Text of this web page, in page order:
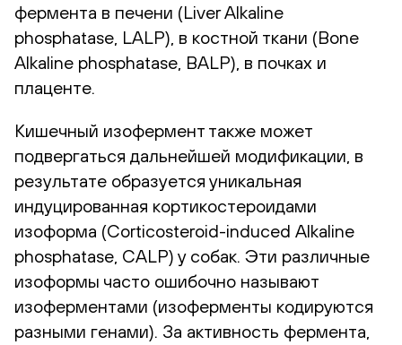
фермента в печени (Liver Alkaline
phosphatase, LALP), в костной ткани (Bone
Alkaline phosphatase, BALP), в почках и
плаценте.
Кишечный изофермент также может
подвергаться дальнейшей модификации, в
результате образуется уникальная
индуцированная кортикостероидами
изоформа (Corticosteroid-induced Alkaline
phosphatase, CALP) у собак. Эти различные
изоформы часто ошибочно называют
изоферментами (изоферменты кодируются
разными генами). За активность фермента,